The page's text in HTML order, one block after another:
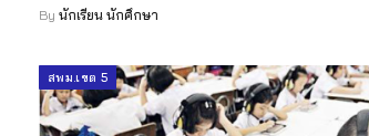
By นักเรียน นักศึกษา
สพม.เขต 5